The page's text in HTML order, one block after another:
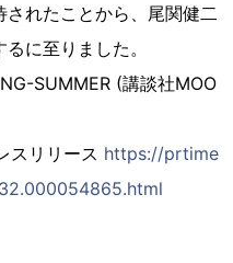
れたことから、尾関健二
に至りました。
SUMMER (講談社MOO
スリリース https://prtime